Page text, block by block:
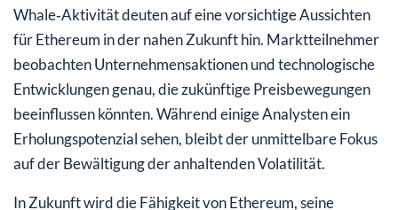
Whale‑Aktivität deuten auf eine vorsichtige Aussichten
für Ethereum in der nahen Zukunft hin. Marktteilnehmer
beobachten Unternehmens­aktionen und technologische
Entwicklungen genau, die zukünftige Preisbewegungen
beeinflussen könnten. Während einige Analysten ein
Erholungs­potenzial sehen, bleibt der unmittelbare Fokus
auf der Bewältigung der anhaltenden Volatilität.
In Zukunft wird die Fähigkeit von Ethereum, seine